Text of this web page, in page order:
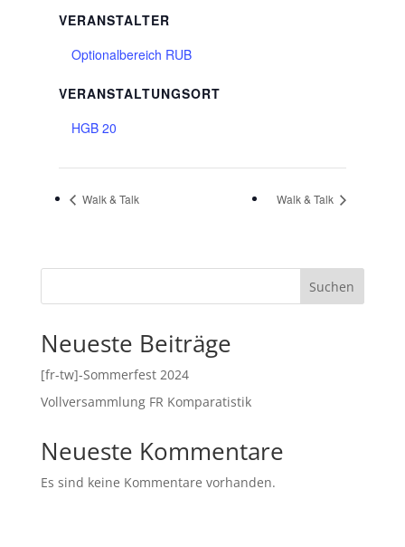
VERANSTALTUNGSORT
HGB 20
VERANSTALTER
Optionalbereich RUB
Walk & Talk Walk & Talk
Suchen
Neueste Beiträge
[fr-tw]-Sommerfest 2024
Vollversammlung FR Komparatistik
Neueste Kommentare
Es sind keine Kommentare vorhanden.